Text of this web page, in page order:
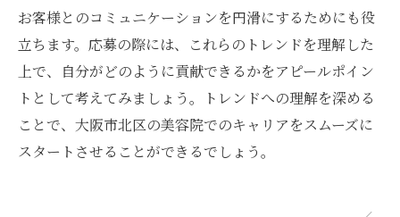
長く働き続けるために必要な条件整理
職場での自己表現を可能にする環境の探求
自分のキャリアプランに沿った求人の見つ
け方
他のスタッフとの相性を事前に確認する方
法
お客様とのコミュニケーションを円滑にするためにも役
立ちます。応募の際には、これらのトレンドを理解した
上で、自分がどのように貢献できるかをアピールポイン
トとして考えてみましょう。トレンドへの理解を深める
ことで、大阪市北区の美容院でのキャリアをスムーズに
スタートさせることができるでしょう。